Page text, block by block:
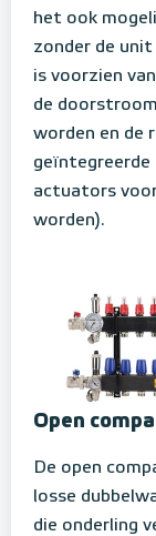
het ook
zonder de
is voorzien
de
worden en de
actuators
worden).
Open
De open
losse
die onderling